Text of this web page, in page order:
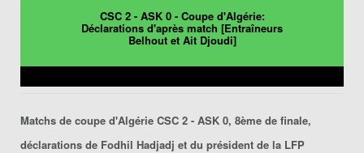
CSC 2 - ASK 0 - Coupe d'Algérie:
Déclarations d'après match [Entraîneurs
Belhout et Ait Djoudi]
Matchs de coupe d'Algérie CSC 2 - ASK 0, 8ème de finale,
déclarations de Fodhil Hadjadj et du président de la LFP